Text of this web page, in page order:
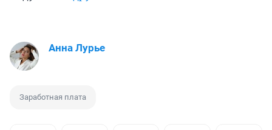
Анна Лурье
Заработная плата